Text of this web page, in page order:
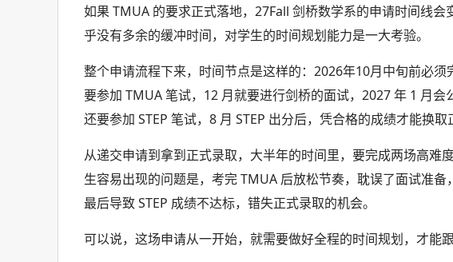
如果 TMUA 的要求正式落地，27Fall 剑桥数学系的申请时间线
乎没有多余的缓冲时间，对学生的时间规划能力是一大考验。
整个申请流程下来，时间节点是这样的：2026年10月中旬前必
要参加 TMUA 笔试，12 月就要进行剑桥的面试，2027 年 1 月
还要参加 STEP 笔试，8 月 STEP 出分后，凭合格的成绩才能换取
从递交申请到拿到正式录取，大半年的时间里，要完成两场高难
生容易出现的问题是，考完 TMUA 后放松节奏，耽误了面试准备
最后导致 STEP 成绩不达标，错失正式录取的机会。
可以说，这场申请从一开始，就需要做好全程的时间规划，才能